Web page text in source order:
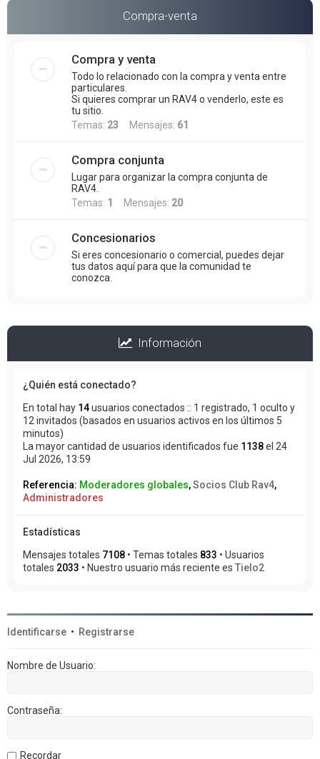
Compra-venta
Compra y venta
Todo lo relacionado con la compra y venta entre
particulares.
Si quieres comprar un RAV4 o venderlo, este es
tu sitio.
Temas: 23 Mensajes: 61
Compra conjunta
Lugar para organizar la compra conjunta de
RAV4.
Temas: 1 Mensajes: 20
Concesionarios
Si eres concesionario o comercial, puedes dejar
tus datos aquí para que la comunidad te
conozca.
Información
¿Quién está conectado?
En total hay 14usuarios conectados :: 1 registrado, 1 oculto y
12 invitados (basados en usuarios activos en los últimos 5
minutos)
La mayor cantidad de usuarios identificados fue 1138el 24
Jul 2026, 13:59
Referencia: Moderadores globales,Socios Club Rav4,
Administradores
Estadísticas
Mensajes totales 7108 • Temas totales 833 • Usuarios
totales 2033 • Nuestro usuario más reciente es Tielo2
Identificarse • Registrarse
Nombre de Usuario:
Contraseña:
Recordar